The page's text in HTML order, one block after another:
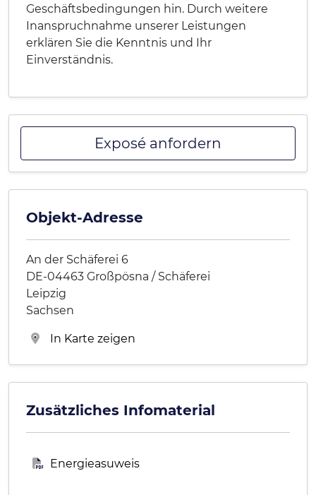
Geschäftsbedingungen hin. Durch weitere
Inanspruchnahme unserer Leistungen
erklären Sie die Kenntnis und Ihr
Einverständnis.
Exposé anfordern
Objekt-Adresse
An der Schäferei 6
DE-04463 Großpösna / Schäferei
Leipzig
Sachsen
In Karte zeigen
Zusätzliches Infomaterial
Energieasuweis